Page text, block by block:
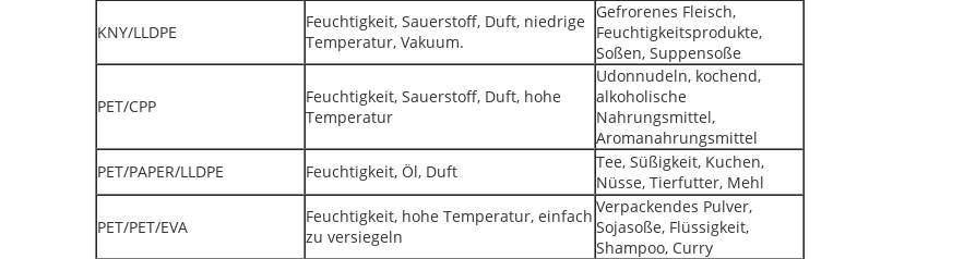
KNY/LLDPE
Feuchtigkeit, Sauerstoff, Duft, niedrige
Temperatur, Vakuum.
Gefrorenes Fleisch,
Feuchtigkeitsprodukte,
Soßen, Suppensoße
PET/CPP
Feuchtigkeit, Sauerstoff, Duft, hohe
Temperatur
Udonnudeln, kochend,
alkoholische
Nahrungsmittel,
Aromanahrungsmittel
PET/PAPER/LLDPE
Feuchtigkeit, Öl, Duft
Tee, Süßigkeit, Kuchen,
Nüsse, Tierfutter, Mehl
PET/PET/EVA
Feuchtigkeit, hohe Temperatur, einfach
zu versiegeln
Verpackendes Pulver,
Sojasoße, Flüssigkeit,
Shampoo, Curry